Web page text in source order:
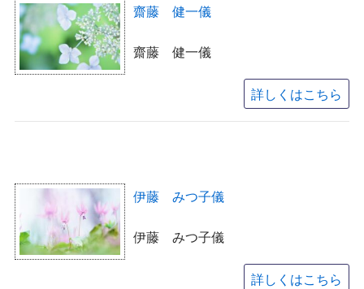
齋藤 健一儀
齋藤 健一儀
詳しくはこちら
伊藤 みつ子儀
伊藤 みつ子儀
詳しくはこちら